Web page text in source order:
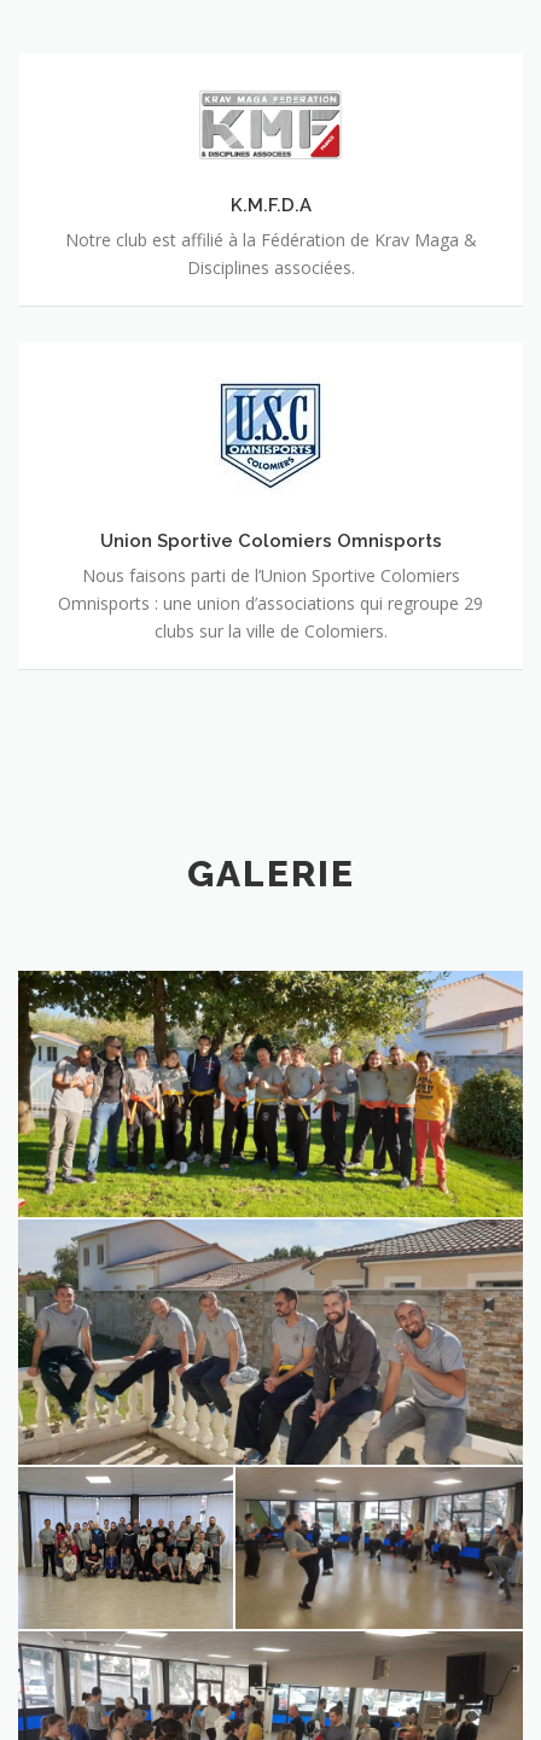
K.M.F.D.A
Notre club est affilié à la Fédération de Krav Maga &
Disciplines associées.
Union Sportive Colomiers Omnisports
Nous faisons parti de l’Union Sportive Colomiers
Omnisports : une union d’associations qui regroupe 29
clubs sur la ville de Colomiers.
GALERIE
Passage de grades 2019-2020
Passage de grades 2019-2020
Stage pour la journée
internationale du droit des
femmes 2020
Stage pour la journée internationale du
droit des femmes 2020
Stage pour la journée internationale du droit des femmes 2020